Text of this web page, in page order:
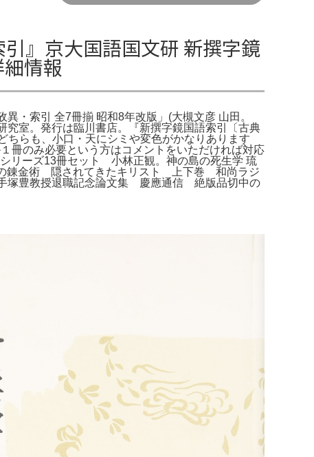
』京大国語国文研 新撰字鏡
情報
・索引 全7冊揃 昭和8年改版」(大槻文彦 山田。
究室。発行は臨川書店。『新撰字鏡国語索引〔古典
ちらも、小口・天にシミや変色がかなりあります
冊のみ必要という方はコメントをいただければ対応
リーズ13冊セット 小林正観。神の島の死生学 琉
錬金術 隠されてきたキリスト 上下巻 和尚ラジ
塚豊教授退職記念論文集 慶應通信 絶版品切中の